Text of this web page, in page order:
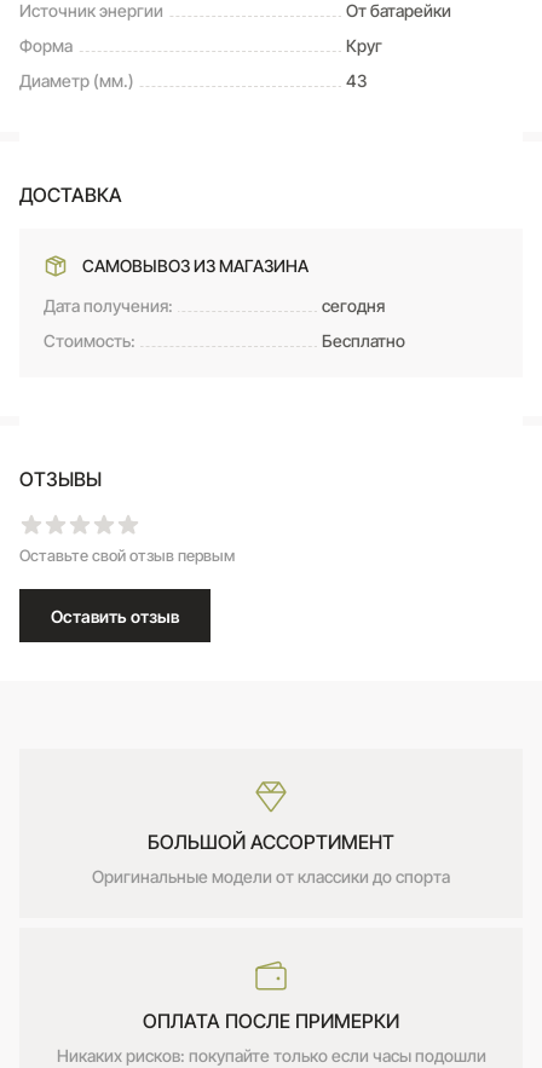
Источник энергии
От батарейки
Форма
Круг
Диаметр (мм.)
43
ДОСТАВКА
САМОВЫВОЗ ИЗ МАГАЗИНА
Дата получения:
сегодня
Стоимость:
Бесплатно
ОТЗЫВЫ
Оставьте свой отзыв первым
Оставить отзыв
БОЛЬШОЙ АССОРТИМЕНТ
Оригинальные модели от классики до спорта
ОПЛАТА ПОСЛЕ ПРИМЕРКИ
Никаких рисков: покупайте только если часы подошли